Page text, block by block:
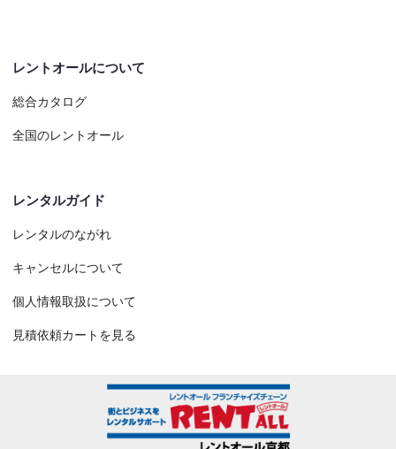
レントオールについて
総合カタログ
全国のレントオール
レンタルガイド
レンタルのながれ
キャンセルについて
個人情報取扱について
見積依頼カートを見る